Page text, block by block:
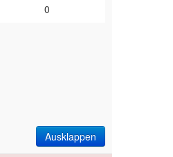
0
Ausklappen